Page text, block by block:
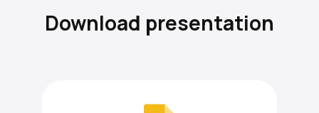
Download presentation